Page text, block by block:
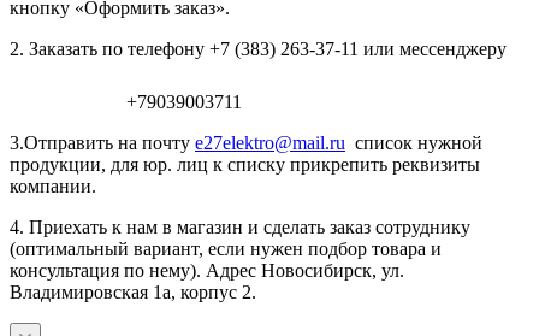
кнопку «Оформить заказ».
2. Заказать по телефону +7 (383) 263-37-11 или мессенджеру
+79039003711
3.Отправить на почту e27elektro@mail.ru список нужной
продукции, для юр. лиц к списку прикрепить реквизиты
компании.
4. Приехать к нам в магазин и сделать заказ сотруднику
(оптимальный вариант, если нужен подбор товара и
консультация по нему). Адрес Новосибирск, ул.
Владимировская 1а, корпус 2.